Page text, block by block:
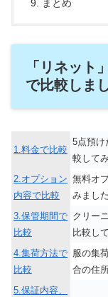
まとめ
「リネット
で比較しま
1.料金で比較
5点預け
較して
2.オプション
内容で比較
無料オ
みました
3.保管期間で
比較
クリー
比較し
4.集荷方法で
比較
服の集
合の住
5.保証内容、